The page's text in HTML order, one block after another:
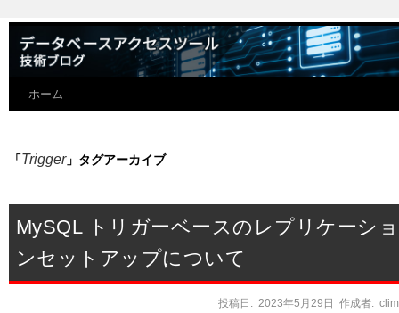
ホーム
「Trigger」タグアーカイブ
MySQL トリガーベースのレプリケーショ
ンセットアップについて
投稿日: 2023年5月29日 作成者: